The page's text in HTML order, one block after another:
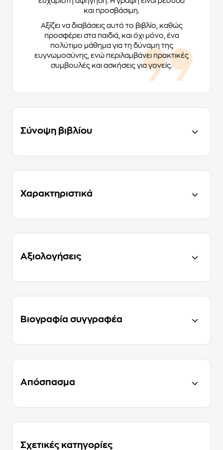
και προσβάσιμη.
Αξίζει να διαβάσεις αυτό το βιβλίο, καθώς
προσφέρει στα παιδιά, και όχι μόνο, ένα
πολύτιμο μάθημα για τη δύναμη της
ευγνωμοσύνης, ενώ περιλαμβάνει πρακτικές
συμβουλές και ασκήσεις για γονείς.
Σύνοψη βιβλίου
Χαρακτηριστικά
Αξιολογήσεις
Βιογραφία συγγραφέα
Απόσπασμα
Σχετικές κατηγορίες